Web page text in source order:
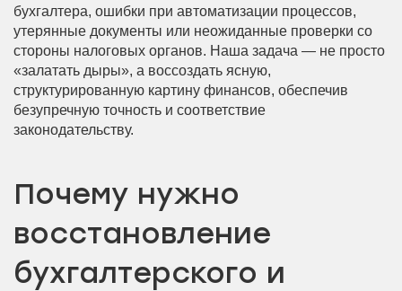
бухгалтера, ошибки при автоматизации процессов,
утерянные документы или неожиданные проверки со
стороны налоговых органов. Наша задача — не просто
«залатать дыры», а воссоздать ясную,
структурированную картину финансов, обеспечив
безупречную точность и соответствие
законодательству.
Почему нужно
восстановление
бухгалтерского и